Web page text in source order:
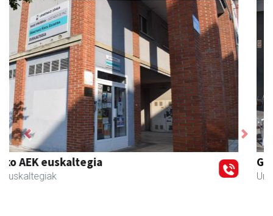
Guria
Urnieta - Jatetxeak
Previous Next